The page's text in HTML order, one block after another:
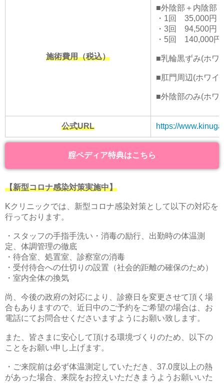
施術費用（税込）
■外陰部＋内陰部
・1回 35,000円
・3回 94,500円
・5回 140,000円
■乳輪黒ずみ(ホ
■肛門周辺(ホワ
■外陰部のみ(ホ
公式URL https://
腟ペディア特典はこちら
【新型コロナ感染対策実施中】
Kクリニックでは、新型コロナ感染対策として以下の対応を
行っております。
・スタッフの手指手洗い・消毒の励行、出勤時の体温測
定、体調管理の徹底
・待合室、処置室、診察室の消毒
・受付待合への仕切りの設置（社会的距離の確保のため）
・室内全体の換気
尚、今後の政府の対応により、診療日を変更させて頂く場
合もありますので、近日中のご予約をご希望の場合は、お
電話にてお問合せくださいますようにお願い致します。
また、皆さまに安心して頂ける環境づくりのため、以下の
ことをお願い申し上げます。
・ご来院前は必ず体温測定していただき、37.0度以上の熱
があった場合、来院をお控えいただきまうようお願いいた